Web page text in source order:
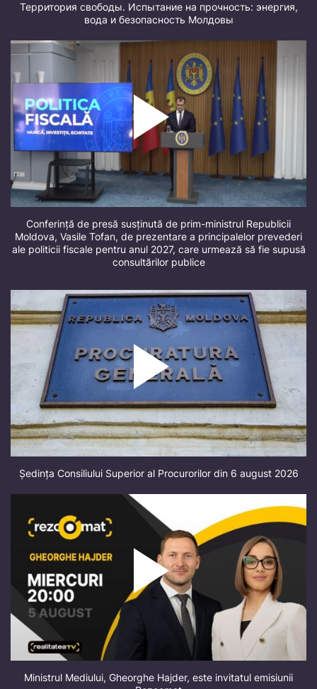
Территория свободы. Испытание на прочность: энергия,
вода и безопасность Молдовы
Conferință de presă susținută de prim-ministrul Republicii
Moldova, Vasile Tofan, de prezentare a principalelor prevederi
ale politicii fiscale pentru anul 2027, care urmează să fie supusă
consultărilor publice
Ședința Consiliului Superior al Procurorilor din 6 august 2026
Ministrul Mediului, Gheorghe Hajder, este invitatul emisiunii